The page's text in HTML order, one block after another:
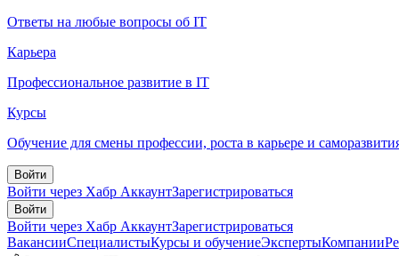
Ответы на любые вопросы об IT
Карьера
Профессиональное развитие в IT
Курсы
Обучение для смены профессии, роста в карьере и
Войти
Войти через Хабр АккаунтЗарегистрироваться
Войти
Войти через Хабр АккаунтЗарегистрироваться
ВакансииСпециалистыКурсы и обучениеЭкспертыКомпании